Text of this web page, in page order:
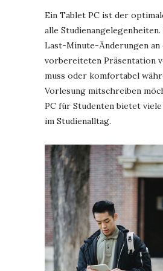
Ein Tablet PC ist der
alle Studienangelegenheiten.
Last-Minute-Änderungen an
vorbereiteten Präsentation
muss oder komfortabel
Vorlesung mitschreiben
PC für Studenten bietet
im Studienalltag.